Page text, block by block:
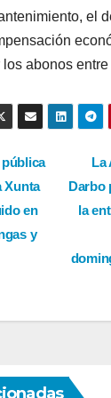
el
abonos
La
Darbo
la
Xunta
en
y